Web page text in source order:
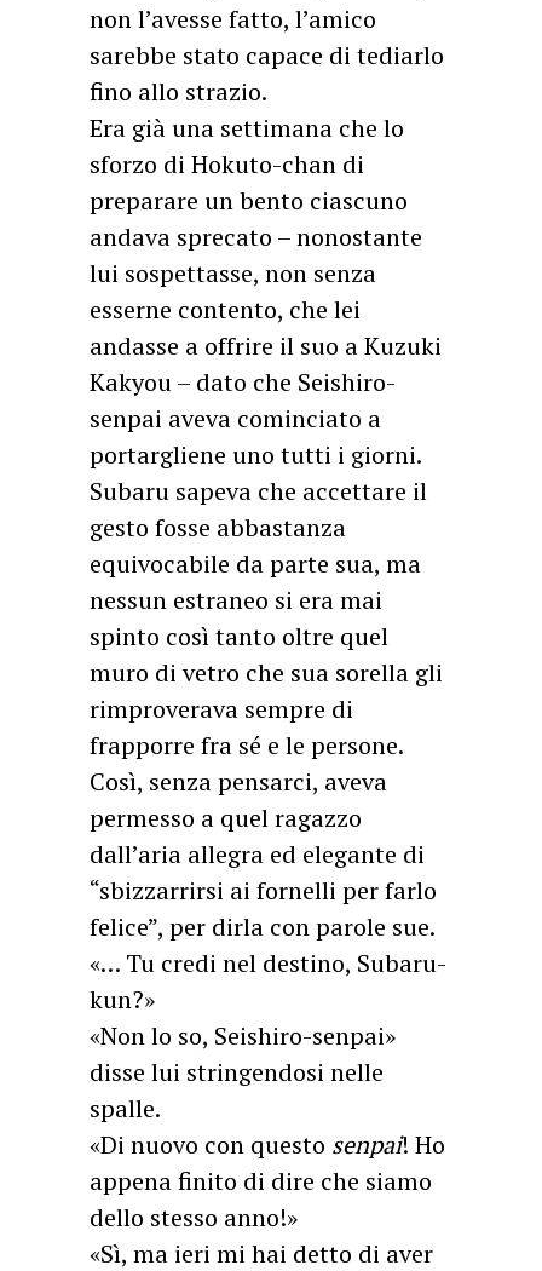
non l’avesse fatto, l’amico
sarebbe stato capace di tediarlo
fino allo strazio.
Era già una settimana che lo
sforzo di Hokuto-chan di
preparare un bento ciascuno
andava sprecato – nonostante
lui sospettasse, non senza
esserne contento, che lei
andasse a offrire il suo a Kuzuki
Kakyou – dato che Seishiro-
senpai aveva cominciato a
portargliene uno tutti i giorni.
Subaru sapeva che accettare il
gesto fosse abbastanza
equivocabile da parte sua, ma
nessun estraneo si era mai
spinto così tanto oltre quel
muro di vetro che sua sorella gli
rimproverava sempre di
frapporre fra sé e le persone.
Così, senza pensarci, aveva
permesso a quel ragazzo
dall’aria allegra ed elegante di
“sbizzarrirsi ai fornelli per farlo
felice”, per dirla con parole sue.
«… Tu credi nel destino, Subaru-
kun?»
«Non lo so, Seishiro-senpai»
disse lui stringendosi nelle
spalle.
«Di nuovo con questo senpai! Ho
appena finito di dire che siamo
dello stesso anno!»
«Sì, ma ieri mi hai detto di aver